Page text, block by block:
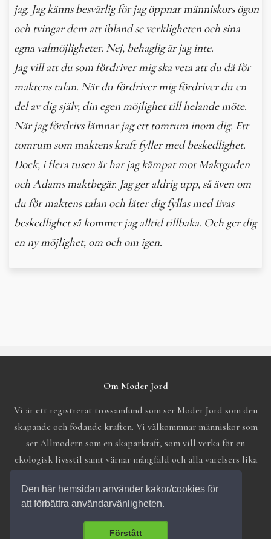
Den här hemsidan använder kakor/cookies för
att förbättra användarvänligheten.
Förstått
jag. Jag känns besvärlig för jag öppnar människors ögon
och tvingar dem att ibland se verkligheten och sina
egna valmöjligheter. Nej, behaglig är jag inte.
Jag vill att du som fördriver mig ska veta att du då för
maktens talan. När du fördriver mig fördriver du en
del av dig själv, din egen möjlighet till helande möte.
När jag fördrivs lämnar jag ett tomrum inom dig. Ett
tomrum som maktens kraft fyller med beskedlighet.
Dock, i flera tusen år har jag kämpat mot Maktguden
och Adams maktbegär. Jag ger aldrig upp, så även om
du för maktens talan och låter dig fyllas med Evas
beskedlighet så kommer jag alltid tillbaka. Och ger dig
en ny möjlighet, om och om igen.
Om Moder Jord
Vi är ett registrerat trossamfund som ser Moder Jord som den
skapande och födande kraften. Vi välkommnar människor som
ser Allmodern som en skaparkraft, som vill verka för en
ekologisk livsstil samt värnar mångfald och alla varelsers lika